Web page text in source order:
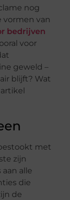
nog
vormen van
bedrijven
voor
geweld –
blijft? Wat
met
zijn
alle
die
de